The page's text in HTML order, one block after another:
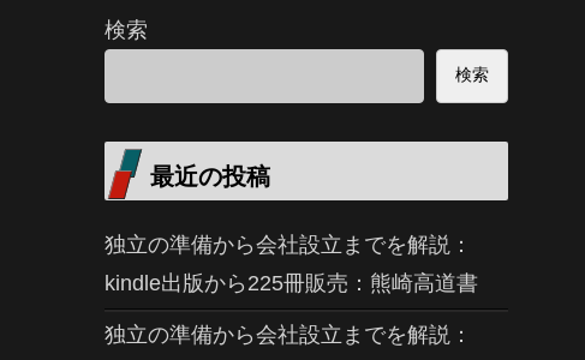
検索
検索
最近の投稿
独立の準備から会社設立までを解説：
kindle出版から225冊販売：熊崎高道書
独立の準備から会社設立までを解説：